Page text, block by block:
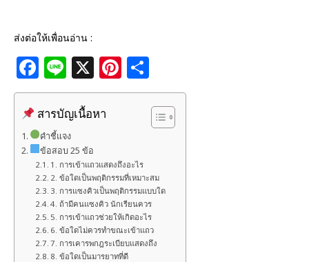
ส่งต่อให้เพื่อนอ่าน :
F
a
c
e
b
o
o
k
Li
n
e
X Pi
n
e
st
h
ar
e
สารบัญเนื้อหา
คำชี้แจง
ข้อสอบ 25 ข้อ
1. การเข้าแถวแสดงถึงอะไร
2. ข้อใดเป็นพฤติกรรมที่เหมาะสม
3. การแซงคิวเป็นพฤติกรรมแบบใด
4. ถ้ามีคนแซงคิว นักเรียนควร
5. การเข้าแถวช่วยให้เกิดอะไร
6. ข้อใดไม่ควรทำขณะเข้าแถว
7. การเคารพกฎระเบียบแสดงถึง
8. ข้อใดเป็นมารยาทที่ดี